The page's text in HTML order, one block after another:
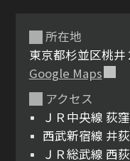
シャーメゾンとは
所在地
東京都杉並区桃井
Google Maps
アクセス
ＪＲ中央線 荻
西武新宿線 井
ＪＲ総武線 西